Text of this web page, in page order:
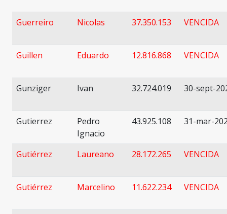
Guerreiro Nicolas 37.350.153 VENCIDA
Guillen Eduardo 12.816.868 VENCIDA
Gunziger Ivan 32.724.019 30-sept-
Gutierrez
Pedro
Ignacio
43.925.108 31-mar-
Gutiérrez Laureano 28.172.265 VENCIDA
Gutiérrez Marcelino 11.622.234 VENCIDA